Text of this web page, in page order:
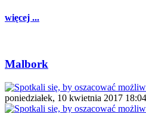
więcej ...
Malbork
poniedziałek, 10 kwietnia 2017 18:04